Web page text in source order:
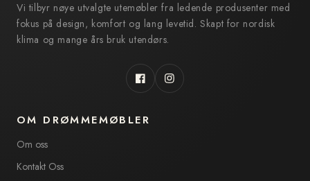
Vi tilbyr nøye utvalgte utemøbler fra ledende produsenter med
fokus på design, komfort og lang levetid. Skapt for nordisk
klima og mange års bruk utendørs.
FacebookInstagram
OM DRØMMEMØBLER
Om oss
Kontakt Oss